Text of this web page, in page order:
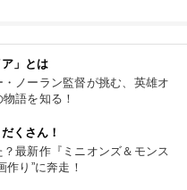
ア」とは
ノーラン監督が挑む、英雄オ
語を知る！
くさん！
最新作『ミニオンズ＆モンス
作り”に奔走！